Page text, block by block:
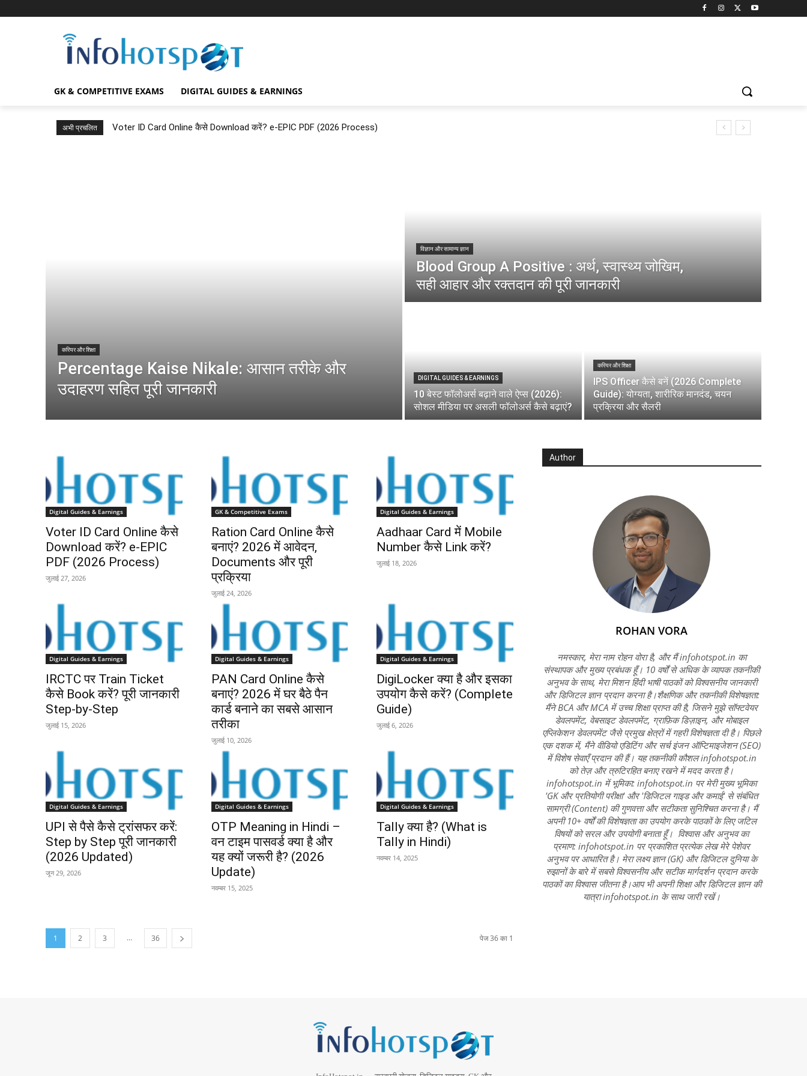
GK & COMPETITIVE EXAMS DIGITAL GUIDES & EARNINGS
अभी प्रचलित Voter ID Card Online कैसे Download करें? e-EPIC PDF (2026 Process)
करियर और शिक्षा
Percentage Kaise Nikale: आसान तरीके और
उदाहरण सहित पूरी जानकारी
विज्ञान और सामान्य ज्ञान
Blood Group A Positive : अर्थ, स्वास्थ्य जोखिम,
सही आहार और रक्तदान की पूरी जानकारी
DIGITAL GUIDES & EARNINGS
10 बेस्ट फॉलोअर्स बढ़ाने वाले ऐप्स (2026):
सोशल मीडिया पर असली फॉलोअर्स कैसे बढ़ाएं?
करियर और शिक्षा
IPS Officer कैसे बनें (2026 Complete
Guide): योग्यता, शारीरिक मानदंड, चयन
प्रक्रिया और सैलरी
Digital Guides & Earnings
Voter ID Card Online कैसे
Download करें? e-EPIC
PDF (2026 Process)
जुलाई 27, 2026
GK & Competitive Exams
Ration Card Online कैसे
बनाएं? 2026 में आवेदन,
Documents और पूरी
प्रक्रिया
जुलाई 24, 2026
Digital Guides & Earnings
Aadhaar Card में Mobile
Number कैसे Link करें?
जुलाई 18, 2026
Digital Guides & Earnings
IRCTC पर Train Ticket
कैसे Book करें? पूरी जानकारी
Step-by-Step
जुलाई 15, 2026
Digital Guides & Earnings
PAN Card Online कैसे
बनाएं? 2026 में घर बैठे पैन
कार्ड बनाने का सबसे आसान
तरीका
जुलाई 10, 2026
Digital Guides & Earnings
DigiLocker क्या है और इसका
उपयोग कैसे करें? (Complete
Guide)
जुलाई 6, 2026
Digital Guides & Earnings
UPI से पैसे कैसे ट्रांसफर करें:
Step by Step पूरी जानकारी
(2026 Updated)
जून 29, 2026
Digital Guides & Earnings
OTP Meaning in Hindi –
वन टाइम पासवर्ड क्या है और
यह क्यों जरूरी है? (2026
Update)
नवम्बर 15, 2025
Digital Guides & Earnings
Tally क्या है? (What is
Tally in Hindi)
नवम्बर 14, 2025
1 2 3 ... 36 पेज 36 का 1
Author
ROHAN VORA
नमस्कार, मेरा नाम रोहन वोरा है, और मैं infohotspot.in का
संस्थापक और मुख्य प्रबंधक हूँ। 10 वर्षों से अधिक के व्यापक तकनीकी
अनुभव के साथ, मेरा मिशन हिंदी भाषी पाठकों को विश्वसनीय जानकारी
और डिजिटल ज्ञान प्रदान करना है।शैक्षणिक और तकनीकी विशेषज्ञता:
मैंने BCA और MCA में उच्च शिक्षा प्राप्त की है, जिसने मुझे सॉफ्टवेयर
डेवलपमेंट, वेबसाइट डेवलपमेंट, ग्राफ़िक डिज़ाइन, और मोबाइल
एप्लिकेशन डेवलपमेंट जैसे प्रमुख क्षेत्रों में गहरी विशेषज्ञता दी है। पिछले
एक दशक में, मैंने वीडियो एडिटिंग और सर्च इंजन ऑप्टिमाइजेशन (SEO)
में विशेष सेवाएँ प्रदान की हैं। यह तकनीकी कौशल infohotspot.in
को तेज़ और त्रुटिरहित बनाए रखने में मदद करता है।
infohotspot.in में भूमिका: infohotspot.in पर मेरी मुख्य भूमिका
'GK और प्रतियोगी परीक्षा' और 'डिजिटल गाइड और कमाई' से संबंधित
सामग्री (Content) की गुणवत्ता और सटीकता सुनिश्चित करना है। मैं
अपनी 10+ वर्षों की विशेषज्ञता का उपयोग करके पाठकों के लिए जटिल
विषयों को सरल और उपयोगी बनाता हूँ। विश्वास और अनुभव का
प्रमाण: infohotspot.in पर प्रकाशित प्रत्येक लेख मेरे पेशेवर
अनुभव पर आधारित है। मेरा लक्ष्य ज्ञान (GK) और डिजिटल दुनिया के
रुझानों के बारे में सबसे विश्वसनीय और सटीक मार्गदर्शन प्रदान करके
पाठकों का विश्वास जीतना है।आप भी अपनी शिक्षा और डिजिटल ज्ञान की
यात्रा infohotspot.in के साथ जारी रखें।